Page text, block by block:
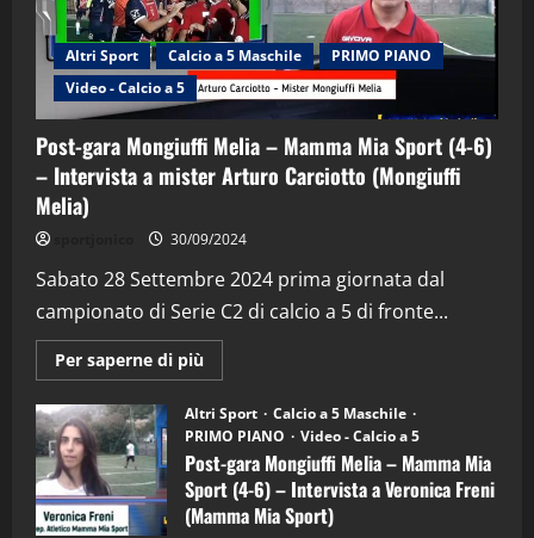
Altri Sport Calcio a 5 Maschile
PRIMO PIANO
Video - Calcio a 5
Post-gara Mongiuffi Melia – Mamma Mia Sport (4-6)
– Intervista a mister Arturo Carciotto (Mongiuffi
Melia)
30/09/2024
Sabato 28 Settembre 2024 prima giornata dal
campionato di Serie C2 di calcio a 5 di fronte...
Per saperne di più
informazioni
Post-
gara
Mongiuffi
Melia
–
Mamma
Mia
Sport
Altri Sport
Calcio a 5 Maschile
PRIMO PIANO
Video - Calcio a 5
Post-gara Mongiuffi Melia – Mamma Mia
Sport (4-6) – Intervista a Veronica Freni
(Mamma Mia Sport)
2
“SportEmpire” in Podcast: 29^ Puntata
(Martedi 28 Aprile 2026)
28/04/2026
3
"SportEmpire" in Podcast
“SportEmpire” in Podcast: 28^ Puntata
(Martedi 21 Aprile 2026)
21/04/2026